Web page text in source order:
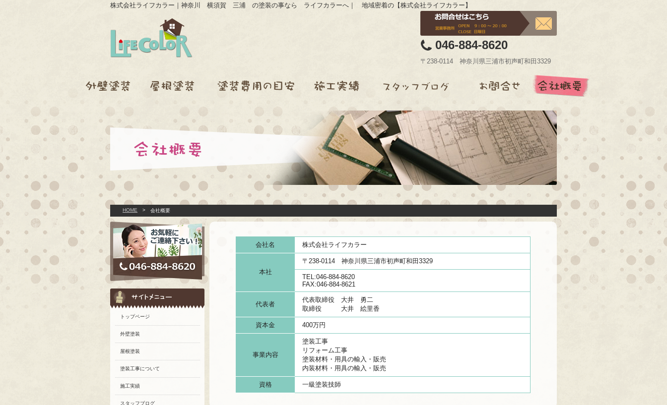
株式会社ライフカラー｜神奈川 横須賀 三浦 の塗装の事なら ライフカラーへ｜ 地域密着の【株式会社ライフカラー】
046-884-8620
〒238-0114 神奈川県三浦市初声町和田3329
HOME > 会社概要
会社名 株式会社ライフカラー
本社
〒238-0114 神奈川県三浦市初声町和田3329
TEL:046-884-8620
FAX:046-884-8621
代表者
代表取締役 大井 勇二
取締役 大井 絵里香
資本金 400万円
事業内容
塗装工事
リフォーム工事
塗装材料・用具の輸入・販売
内装材料・用具の輸入・販売
資格 一級塗装技師
トップページ
外壁塗装
屋根塗装
塗装工事について
施工実績
スタッフブログ